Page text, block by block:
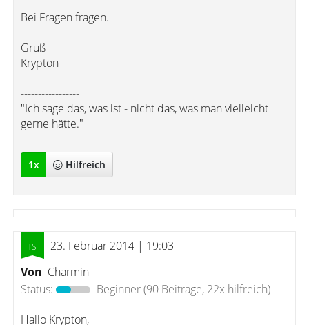
Bei Fragen fragen.
Gruß
Krypton
-----------------
"Ich sage das, was ist - nicht das, was man vielleicht
gerne hätte."
1x Hilfreich
23. Februar 2014 | 19:03
Von Charmin
Status:
Beginner(90 Beiträge, 22x hilfreich)
Hallo Krypton,